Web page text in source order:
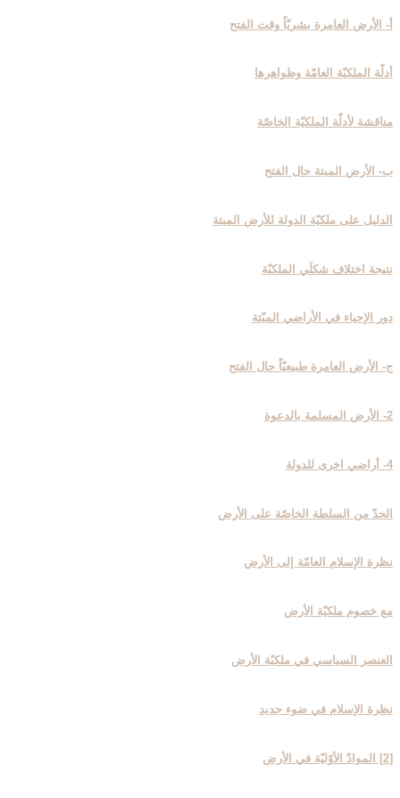
أ- الأرض العامرة بشريّاً وقت الفتح
أدلّة الملكيّة العامّة وظواهرها
مناقشة لأدلّة الملكيّة الخاصّة
ب- الأرض الميتة حال الفتح
الدليل على ملكيّة الدولة للأرض الميتة
نتيجة اختلاف شكلَي الملكيّة
دور الإحياء في الأراضي الميّتة
ج- الأرض العامرة طبيعيّاً حال الفتح
2- الأرض المسلمة بالدعوة
4- أراضي اخرى للدولة
الحدّ من السلطة الخاصّة على الأرض
نظرة الإسلام العامّة إلى الأرض‏
مع خصوم ملكيّة الأرض
العنصر السياسي في ملكيّة الأرض
نظرة الإسلام في ضوء جديد
[2] الموادّ الأوّليّة في الأرض‏